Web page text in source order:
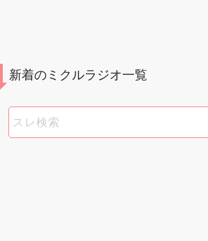
新着のミクルラジオ一覧